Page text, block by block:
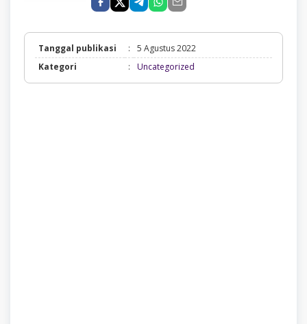
Tanggal publikasi :
5 Agustus 2022
Kategori
: Uncategorized